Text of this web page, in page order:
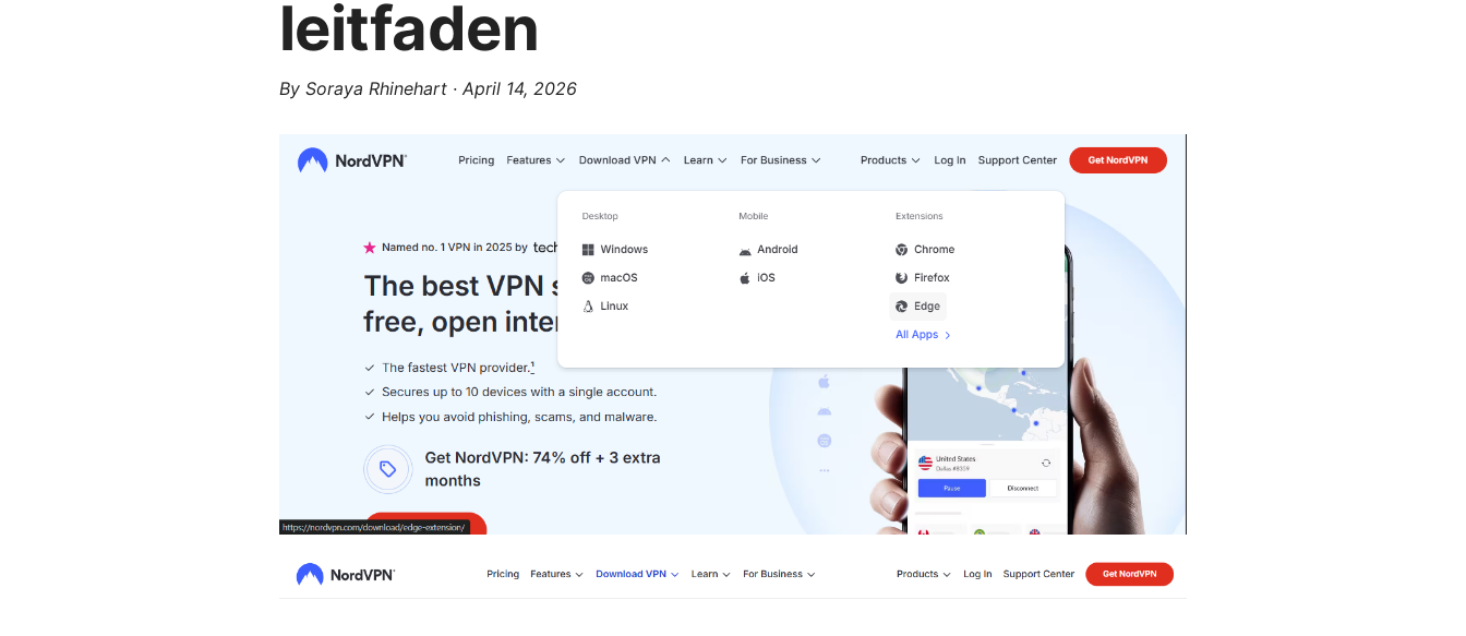
leitfaden
By Soraya Rhinehart · April 14, 2026